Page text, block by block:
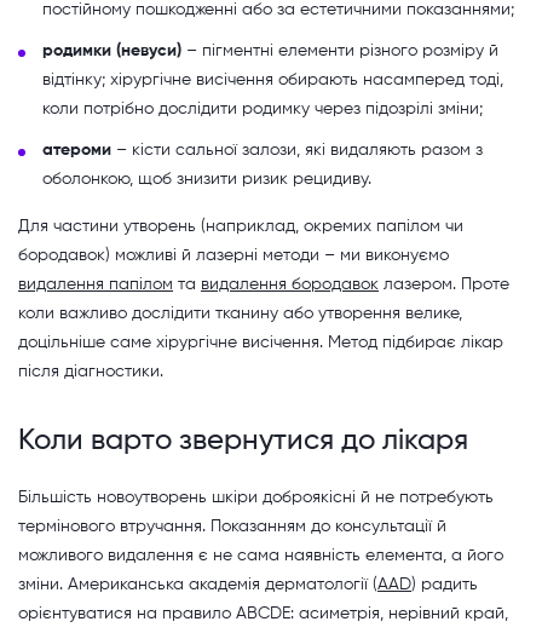
постійному пошкодженні або за естетичними показаннями;
родимки (невуси) – пігментні елементи різного розміру й
відтінку; хірургічне висічення обирають насамперед тоді,
коли потрібно дослідити родимку через підозрілі зміни;
атероми – кісти сальної залози, які видаляють разом з
оболонкою, щоб знизити ризик рецидиву.
Для частини утворень (наприклад, окремих папілом чи
бородавок) можливі й лазерні методи – ми виконуємо
видалення папілом та видалення бородавок лазером. Проте
коли важливо дослідити тканину або утворення велике,
доцільніше саме хірургічне висічення. Метод підбирає лікар
після діагностики.
Коли варто звернутися до лікаря
Більшість новоутворень шкіри доброякісні й не потребують
термінового втручання. Показанням до консультації й
можливого видалення є не сама наявність елемента, а його
зміни. Американська академія дерматології (AAD) радить
орієнтуватися на правило ABCDE: асиметрія, нерівний край,